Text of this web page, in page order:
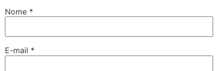
Nome *
E-mail *